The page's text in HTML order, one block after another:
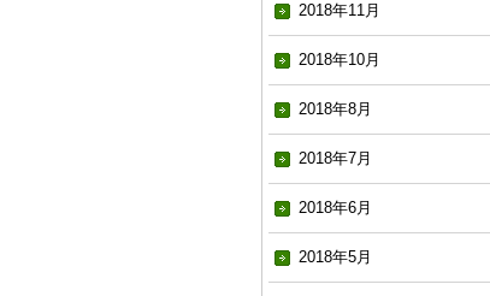
2018年11月
2018年10月
2018年8月
2018年7月
2018年6月
2018年5月